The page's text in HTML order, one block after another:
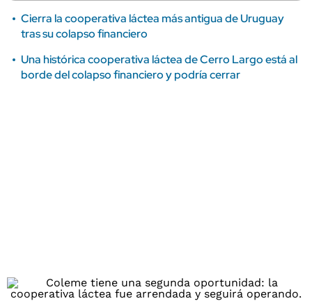
Cierra la cooperativa láctea más antigua de Uruguay
tras su colapso financiero
Una histórica cooperativa láctea de Cerro Largo está al
borde del colapso financiero y podría cerrar